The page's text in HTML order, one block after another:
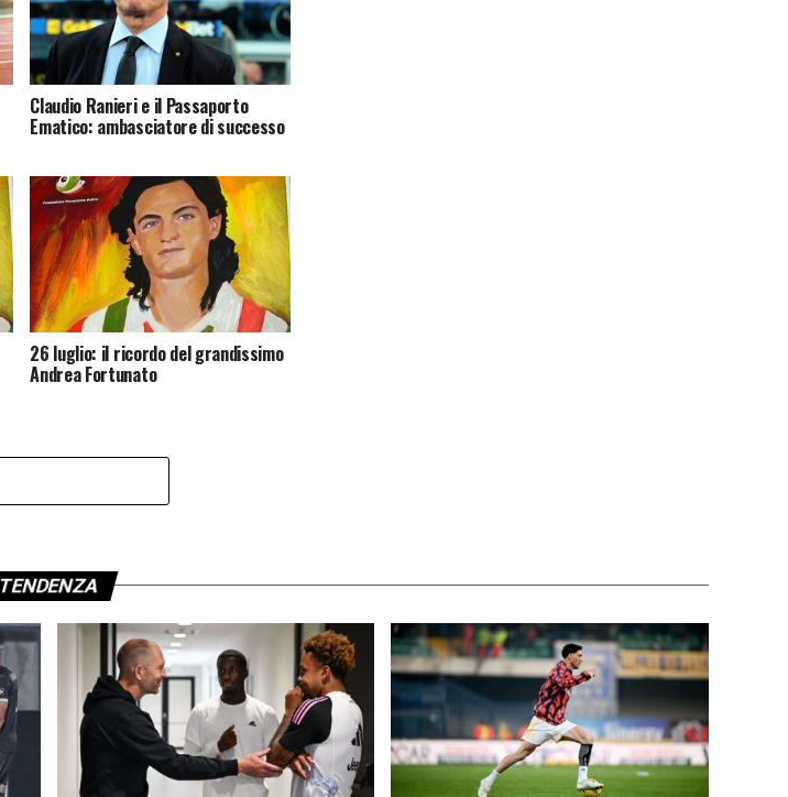
Claudio Ranieri e il Passaporto
Ematico: ambasciatore di successo
26 luglio: il ricordo del grandissimo
Andrea Fortunato
TENDENZA